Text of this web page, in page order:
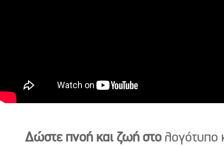
Δώστε πνοή και ζωή στο λογότυπο